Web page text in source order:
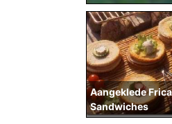
Aangeklede
Sandwiches